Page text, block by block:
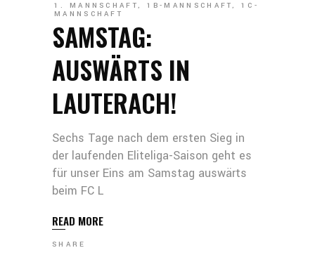
1. MANNSCHAFT, 1B-MANNSCHAFT,1C-
MANNSCHAFT
SAMSTAG:
AUSWÄRTS IN
LAUTERACH!
Sechs Tage nach dem ersten Sieg in
der laufenden Eliteliga-Saison geht es
für unser Eins am Samstag auswärts
beim FC L
READ MORE
SHARE